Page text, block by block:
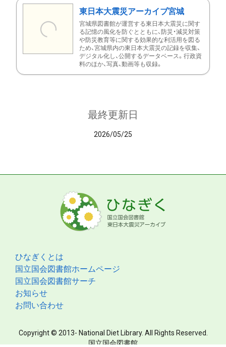
東日本大震災アーカイブ宮城
宮城県図書館が運営する東日本大震災に関す
る記憶の風化を防ぐとともに、防災・減災対策
や防災教育等に関する効果的な利活用を図る
ため、宮城県内の東日本大震災の記録を収集、
デジタル化し、公開するデータベース。行政資
料のほか、写真、動画等も収録。
最終更新日
2026/05/25
ひなぎくとは
国立国会図書館ホームページ
国立国会図書館サーチ
お知らせ
お問い合わせ
Copyright © 2013- National Diet Library. All Rights Reserved.